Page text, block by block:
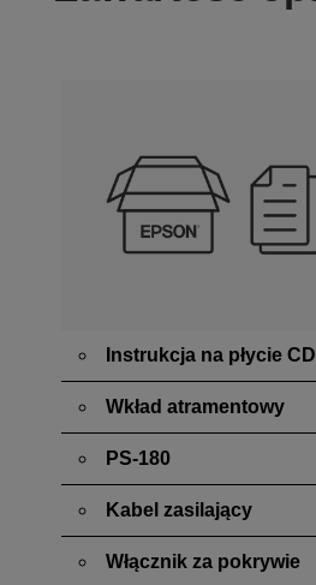
Instrukcja na płycie CD
Wkład atramentowy
PS-180
Kabel zasilający
Włącznik za pokrywie